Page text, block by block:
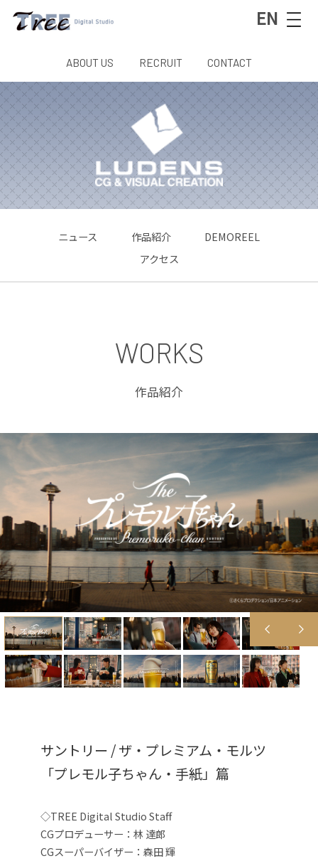
EN
ABOUT US RECRUIT CONTACT
ニュース 作品紹介
DEMOREEL
アクセス
WORKS
作品紹介
サントリー / ザ・プレミアム・モルツ
「プレモル子ちゃん・手紙」篇
◇TREE Digital Studio Staff
CGプロデューサー：林 達郎
CGスーパーバイザー：森田 輝